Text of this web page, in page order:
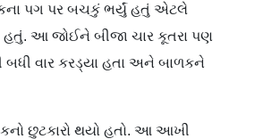
પગ પર બચકું ભર્યું હતું એટલે
હતું. આ જોઈને બીજા ચાર કૂતરા પણ
વાર કરડ્યા હતા અને બાળકને
છુટકારો થયો હતો. આ આખી